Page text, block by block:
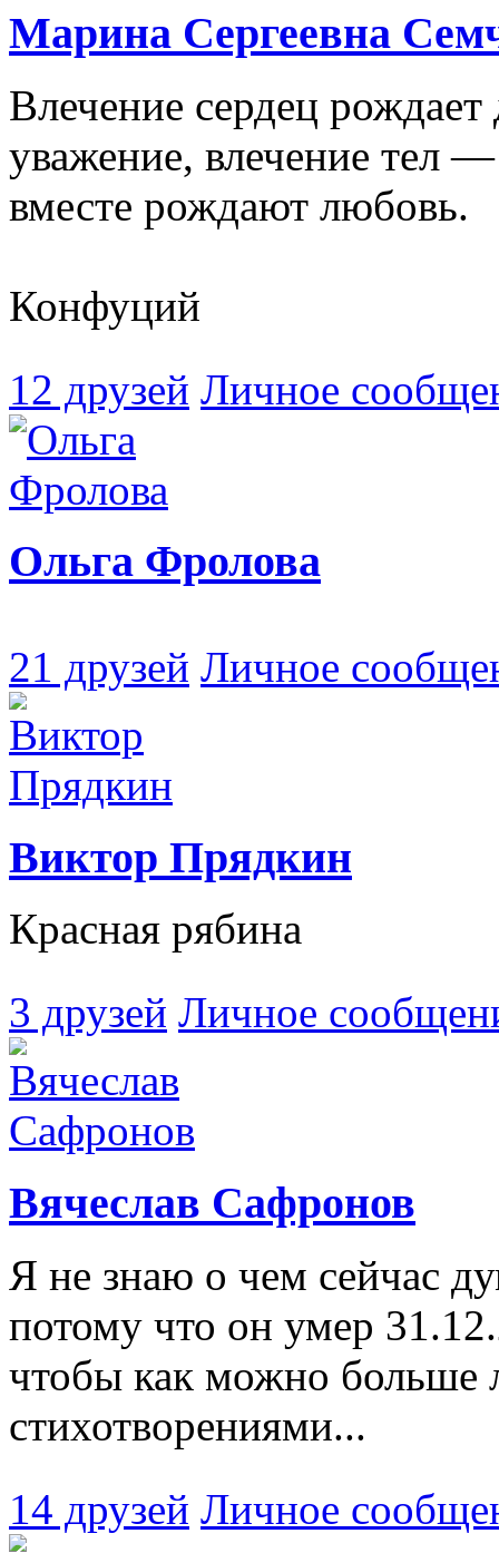
Марина Сергеевна
Влечение сердец
уважение, влечение тел —
вместе рождают любовь.
Конфуций
12 друзей Личное
Ольга Фролова
21 друзей Личное
Виктор Прядкин
Красная рябина
3 друзей Личное
Вячеслав Сафронов
Я не знаю о чем сейчас
потому что он умер
чтобы как можно больше
стихотворениями...
14 друзей Личное